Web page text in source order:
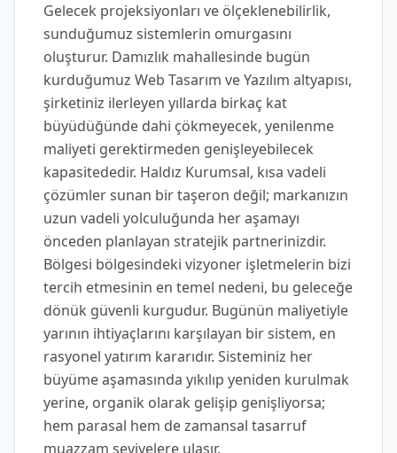
Gelecek projeksiyonları ve ölçeklenebilirlik,
sunduğumuz sistemlerin omurgasını
oluşturur. Damızlık mahallesinde bugün
kurduğumuz Web Tasarım ve Yazılım altyapısı,
şirketiniz ilerleyen yıllarda birkaç kat
büyüdüğünde dahi çökmeyecek, yenilenme
maliyeti gerektirmeden genişleyebilecek
kapasitededir. Haldız Kurumsal, kısa vadeli
çözümler sunan bir taşeron değil; markanızın
uzun vadeli yolculuğunda her aşamayı
önceden planlayan stratejik partnerinizdir.
Bölgesi bölgesindeki vizyoner işletmelerin bizi
tercih etmesinin en temel nedeni, bu geleceğe
dönük güvenli kurgudur. Bugünün maliyetiyle
yarının ihtiyaçlarını karşılayan bir sistem, en
rasyonel yatırım kararıdır. Sisteminiz her
büyüme aşamasında yıkılıp yeniden kurulmak
yerine, organik olarak gelişip genişliyorsa;
hem parasal hem de zamansal tasarruf
muazzam seviyelere ulaşır.